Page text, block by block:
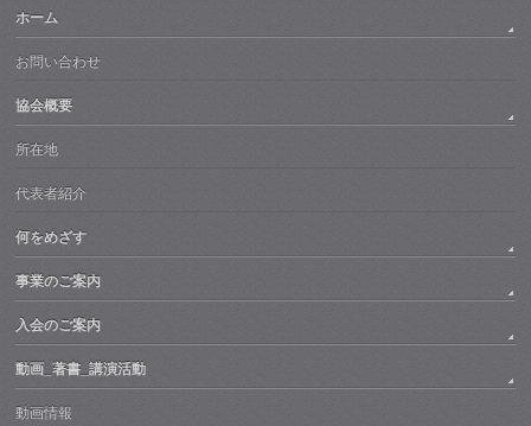
ホーム
お問い合わせ
協会概要
所在地
代表者紹介
何をめざす
事業のご案内
入会のご案内
動画_著書_講演活動
動画情報